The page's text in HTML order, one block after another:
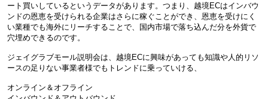
ート買いしているというデータがあります。つまり、越境ECはインバウ
ンドの恩恵を受けられる企業はさらに稼ぐことができ、恩恵を受けにく
い業種でも海外にリーチすることで、国内市場で落ち込んだ分を外貨で
穴埋めできるのです。
ジェイグラブモール説明会は、越境ECに興味があっても知識や人的リソ
ースの足りない事業者様でもトレンドに乗っていける、
オンライン＆オフライン